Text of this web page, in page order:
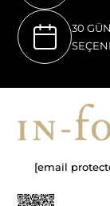
30
[email